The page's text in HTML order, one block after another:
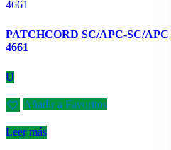
PATCHCORD SC/APC-SC/
4661
U
Añadir a Favoritos
Leer más